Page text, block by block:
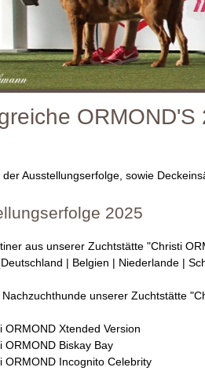
ORMOND'S
der Ausstellungserfolge, sowie
2025
aus unserer Zuchtstätte "Christi
| Belgien | Niederlande |
unserer Zuchtstätte
ORMOND Xtended Version
ORMOND Biskay Bay
ORMOND Incognito Celebrity